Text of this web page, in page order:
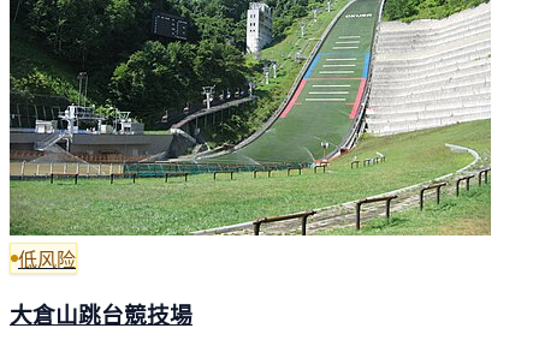
低风险
大倉山跳台競技場